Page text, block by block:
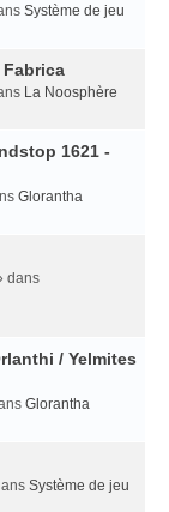
Système de jeu
Fabrica
La Noosphère
1621 -
Glorantha
dans
/ Yelmites
Glorantha
Système de jeu